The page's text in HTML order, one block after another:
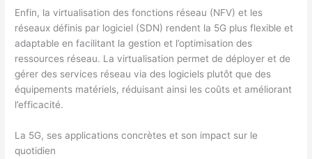
Enfin, la virtualisation des fonctions réseau (NFV) et les
réseaux définis par logiciel (SDN) rendent la 5G plus flexible et
adaptable en facilitant la gestion et l’optimisation des
ressources réseau. La virtualisation permet de déployer et de
gérer des services réseau via des logiciels plutôt que des
équipements matériels, réduisant ainsi les coûts et améliorant
l’efficacité.
La 5G, ses applications concrètes et son impact sur le
quotidien